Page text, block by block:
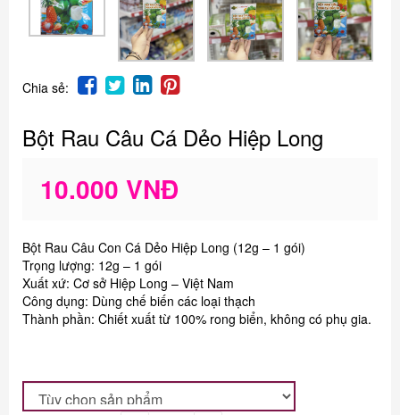
Chia sẻ:
Bột Rau Câu Cá Dẻo Hiệp Long
10.000 VNĐ
Bột Rau Câu Con Cá Dẻo Hiệp Long (12g – 1 gói)
Trọng lượng: 12g – 1 gói
Xuất xứ: Cơ sở Hiệp Long – Việt Nam
Công dụng: Dùng chế biến các loại thạch
Thành phần: Chiết xuất từ 100% rong biển, không có phụ gia.